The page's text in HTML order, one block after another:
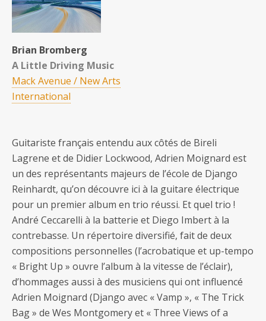
Brian Bromberg
A Little Driving Music
Mack Avenue / New Arts
International
Guitariste français entendu aux côtés de Bireli
Lagrene et de Didier Lockwood, Adrien Moignard est
un des représentants majeurs de l’école de Django
Reinhardt, qu’on découvre ici à la guitare électrique
pour un premier album en trio réussi. Et quel trio !
André Ceccarelli à la batterie et Diego Imbert à la
contrebasse. Un répertoire diversifié, fait de deux
compositions personnelles (l’acrobatique et up-tempo
« Bright Up » ouvre l’album à la vitesse de l’éclair),
d’hommages aussi à des musiciens qui ont influencé
Adrien Moignard (Django avec « Vamp », « The Trick
Bag » de Wes Montgomery et « Three Views of a